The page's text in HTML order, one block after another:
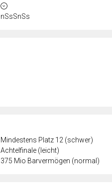
Mindestens Platz 12 (schwer)
Achtelfinale (leicht)
375 Mio Barvermögen (normal)
nSsSnSs